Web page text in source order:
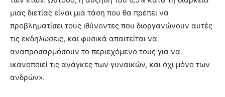
μιας διετίας είναι μια τάση που θα πρέπει να
προβληματίσει τους ιθύνοντες που διοργανώνουν αυτές
τις εκδηλώσεις, και φυσικά απαιτείται να
αναπροσαρμόσουν το περιεχόμενο τους για να
ικανοποιεί τις ανάγκες των γυναικών, και όχι μόνο των
ανδρών».